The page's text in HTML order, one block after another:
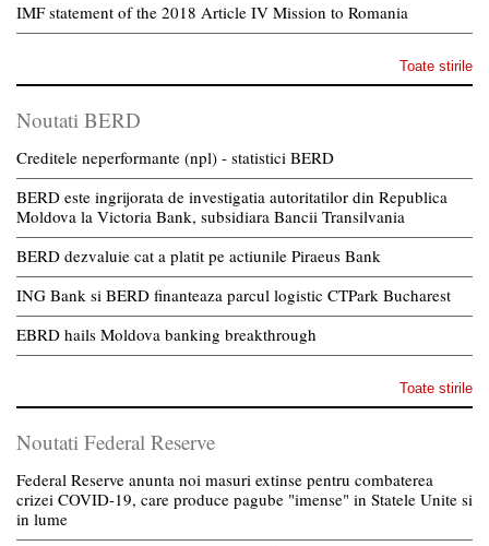
IMF statement of the 2018 Article IV Mission to Romania
Toate stirile
Noutati BERD
Creditele neperformante (npl) - statistici BERD
BERD este ingrijorata de investigatia autoritatilor din Republica
Moldova la Victoria Bank, subsidiara Bancii Transilvania
BERD dezvaluie cat a platit pe actiunile Piraeus Bank
ING Bank si BERD finanteaza parcul logistic CTPark Bucharest
EBRD hails Moldova banking breakthrough
Toate stirile
Noutati Federal Reserve
Federal Reserve anunta noi masuri extinse pentru combaterea
crizei COVID-19, care produce pagube "imense" in Statele Unite si
in lume